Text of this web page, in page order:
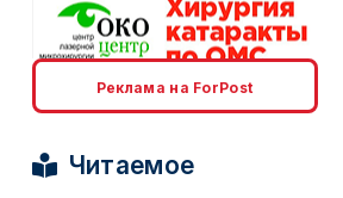
erid: 2SDnjcrDNw6
Реклама на ForPost
Читаемое